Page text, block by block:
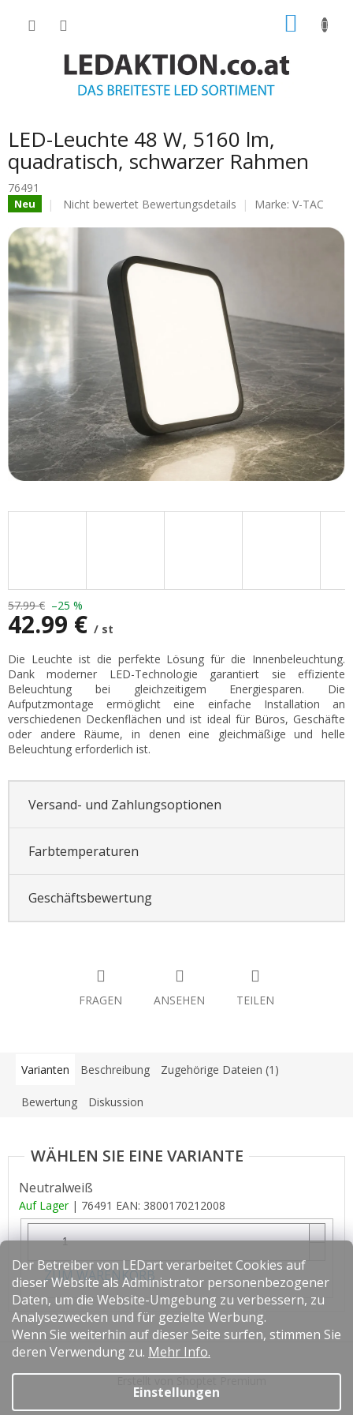
Der Betreiber von LEDart verarbeitet Cookies auf
dieser Website als Administrator personenbezogener
Daten, um die Website-Umgebung zu verbessern, zu
Analysezwecken und für gezielte Werbung.
Wenn Sie weiterhin auf dieser Seite surfen, stimmen Sie
deren Verwendung zu. Mehr Info.
Einstellungen
LED-Leuchte 48 W, 5160 lm,
quadratisch, schwarzer Rahmen
76491
Neu
Die
Produktbewertung
ist
von
5
Sternen.
Nicht bewertet Bewertungsdetails Marke: V-TAC
57.99 € –25 %
42.99 € / st
Verkaufspreis:
Die Leuchte ist die perfekte Lösung für die Innenbeleuchtung.
Dank moderner LED-Technologie garantiert sie effiziente
Beleuchtung bei gleichzeitigem Energiesparen. Die
Aufputzmontage ermöglicht eine einfache Installation an
verschiedenen Deckenflächen und ist ideal für Büros, Geschäfte
oder andere Räume, in denen eine gleichmäßige und helle
Beleuchtung erforderlich ist.
Versand- und Zahlungsoptionen
Farbtemperaturen
Geschäftsbewertung
FRAGEN ANSEHEN TEILEN
Varianten Beschreibung Zugehörige Dateien (1)
Bewertung Diskussion
Neutralweiß
Auf Lager | 76491 EAN: 3800170212008
ZUM WARENKORB